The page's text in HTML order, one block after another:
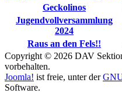
Geckolinos
Jugendvollversammlung
2024
Raus an den Fels!!
Copyright © 2026 DAV
vorbehalten.
Joomla! ist freie, unter der
Software.